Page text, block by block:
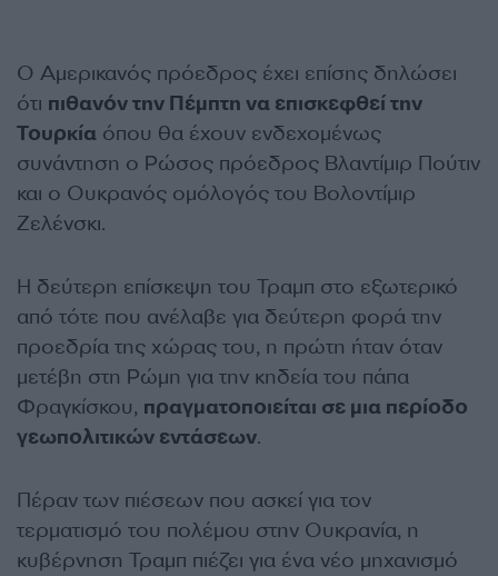
Ο Αμερικανός πρόεδρος έχει επίσης δηλώσει
ότι πιθανόν την Πέμπτη να επισκεφθεί την
Τουρκία όπου θα έχουν ενδεχομένως
συνάντηση ο Ρώσος πρόεδρος Βλαντίμιρ Πούτιν
και ο Ουκρανός ομόλογός του Βολοντίμιρ
Ζελένσκι.
Η δεύτερη επίσκεψη του Τραμπ στο εξωτερικό
από τότε που ανέλαβε για δεύτερη φορά την
προεδρία της χώρας του, η πρώτη ήταν όταν
μετέβη στη Ρώμη για την κηδεία του πάπα
Φραγκίσκου, πραγματοποιείται σε μια περίοδο
γεωπολιτικών εντάσεων.
Πέραν των πιέσεων που ασκεί για τον
τερματισμό του πολέμου στην Ουκρανία, η
κυβέρνηση Τραμπ πιέζει για ένα νέο μηχανισμό